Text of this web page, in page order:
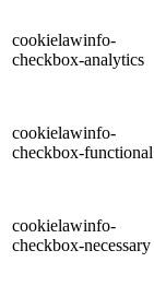
cookielawinfo-
checkbox-analytics
cookielawinfo-
checkbox-functional
cookielawinfo-
checkbox-necessary